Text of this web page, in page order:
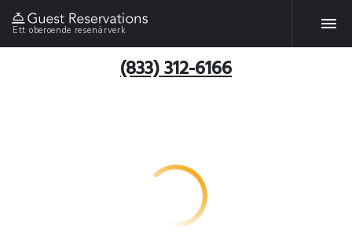
Ett oberoende resenärverk
(833) 312-6166